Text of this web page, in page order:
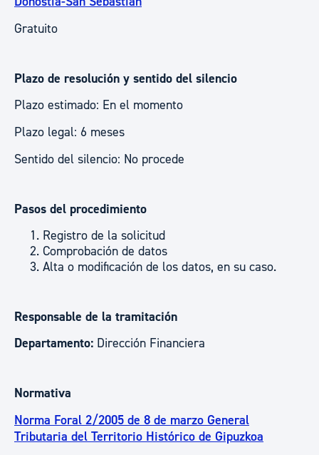
Gratuito
Plazo de resolución y sentido del silencio
Plazo estimado: En el momento
Plazo legal: 6 meses
Sentido del silencio: No procede
Pasos del procedimiento
Registro de la solicitud
Comprobación de datos
Alta o modificación de los datos, en su caso.
Responsable de la tramitación
Departamento: Dirección Financiera
Normativa
Norma Foral 2/2005 de 8 de marzo General
Tributaria del Territorio Histórico de Gipuzkoa